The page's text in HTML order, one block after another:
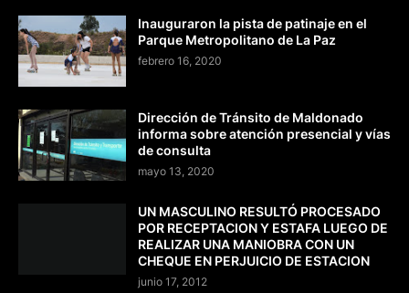
Inauguraron la pista de patinaje en el
Parque Metropolitano de La Paz
febrero 16, 2020
Dirección de Tránsito de Maldonado
informa sobre atención presencial y vías
de consulta
mayo 13, 2020
UN MASCULINO RESULTÓ PROCESADO
POR RECEPTACION Y ESTAFA LUEGO DE
REALIZAR UNA MANIOBRA CON UN
CHEQUE EN PERJUICIO DE ESTACION
junio 17, 2012